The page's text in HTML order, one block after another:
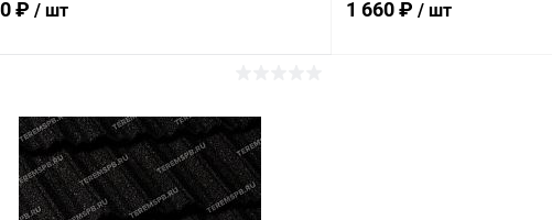
₽ / шт
в 1 клик Сравнение
избранное Под заказ
1 660 ₽ / шт